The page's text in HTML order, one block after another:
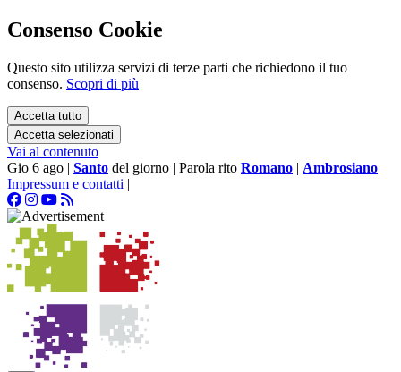
Consenso Cookie
Questo sito utilizza servizi di terze parti che richiedono il tuo
consenso. Scopri di più
Accetta tutto
Accetta selezionati
Vai al contenuto
Gio 6 ago | Santo del giorno | Parola rito Romano | Ambrosiano
Impressum e contatti |